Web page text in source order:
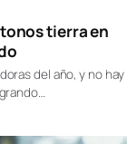
tierra en
del año, y no hay